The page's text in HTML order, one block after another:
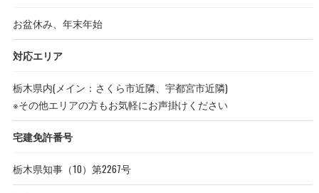
お盆休み、年末年始
対応エリア
栃木県内(メイン：さくら市近隣、宇都宮市近隣)
※その他エリアの方もお気軽にお声掛けください
宅建免許番号
栃木県知事（10）第2267号